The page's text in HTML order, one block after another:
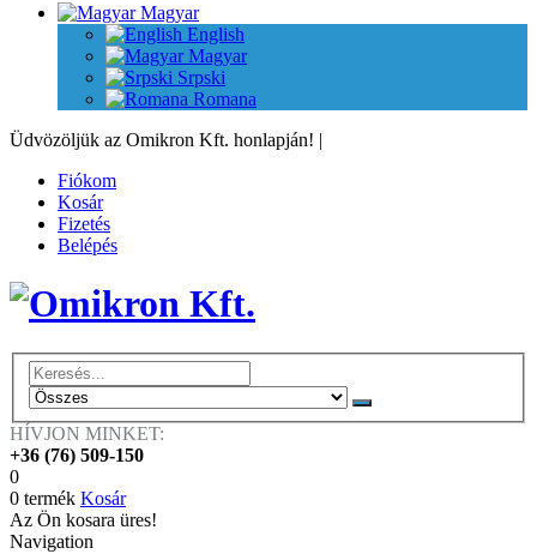
Magyar
English
Magyar
Srpski
Romana
Üdvözöljük az Omikron Kft. honlapján! |
Fiókom
Kosár
Fizetés
Belépés
HÍVJON MINKET:
+36 (76) 509-150
0
0 termék Kosár
Az Ön kosara üres!
Navigation